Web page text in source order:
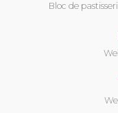
Bloc de